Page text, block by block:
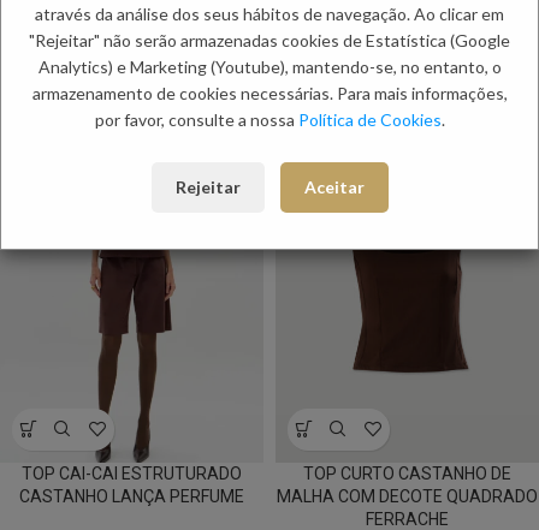
Etiquetas: Primavera Mulher, Saldos de Mulher, Verão Mulher
PRODUTOS RELACIONADOS:
TOP CAI-CAI ESTRUTURADO
CASTANHO LANÇA PERFUME
TOP CURTO CASTANHO DE
MALHA COM DECOTE QUADRADO
FERRACHE
através da análise dos seus hábitos de navegação. Ao clicar em
"Rejeitar" não serão armazenadas cookies de Estatística (Google
Analytics) e Marketing (Youtube), mantendo-se, no entanto, o
armazenamento de cookies necessárias. Para mais informações,
por favor, consulte a nossa Política de Cookies.
Rejeitar Aceitar